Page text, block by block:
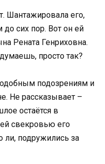
Шантажировала его,
сих пор. Вот он ей
Рената Генриховна.
просто так?
подозрениям и
Не рассказывает –
остаётся в
свекровью его
подружились за